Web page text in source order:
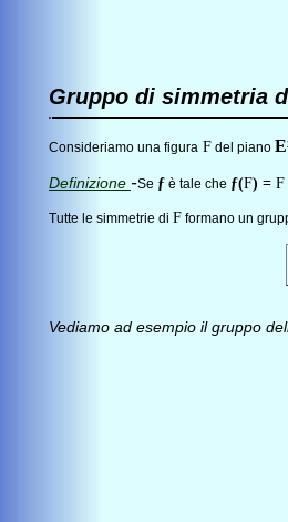
Gruppo di simmetria
.
Consideriamo una figura F del piano E
Definizione -Se ƒ è tale che ƒ(F) = F
Tutte le simmetrie di F formano un
Vediamo ad esempio il gruppo